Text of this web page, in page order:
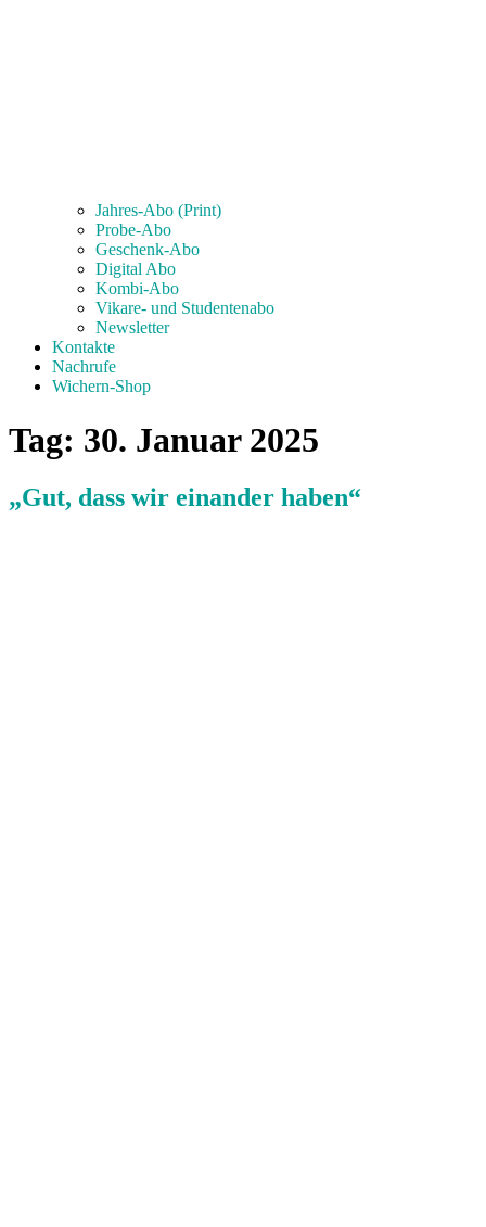
Jahres-Abo (Print)
Probe-Abo
Geschenk-Abo
Digital Abo
Kombi-Abo
Vikare- und Studentenabo
Newsletter
Kontakte
Nachrufe
Wichern-Shop
Tag: 30. Januar 2025
„Gut, dass wir einander haben“